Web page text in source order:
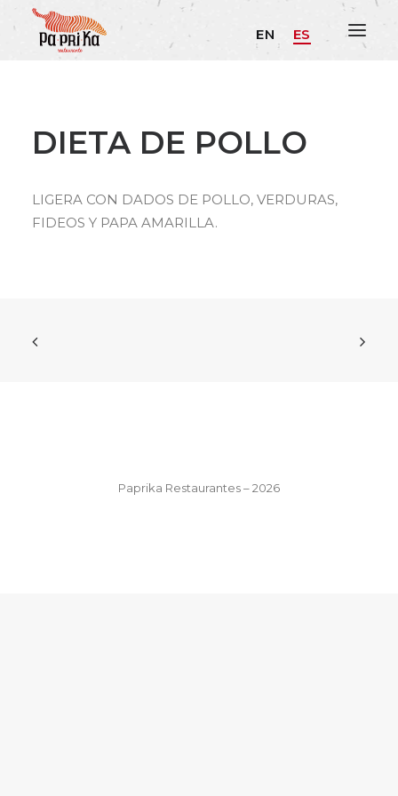
EN ES
DIETA DE POLLO
LIGERA CON DADOS DE POLLO, VERDURAS,
FIDEOS Y PAPA AMARILLA.
Paprika Restaurantes – 2026